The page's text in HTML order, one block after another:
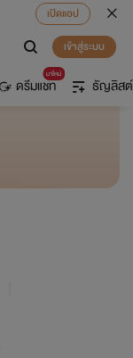
เปิดแอป
เข้าสู่ระบบ
มาใหม่
ดรีมแชท ธัญลิสต์